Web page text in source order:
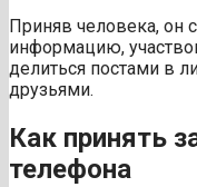
Приняв человека, он
информацию,
делиться постами в
друзьями.
Как принять
телефона